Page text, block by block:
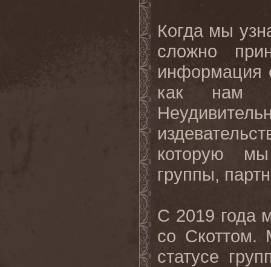
Когда мы
сложно
информация
как нам
которую
группы,
С 2019 года
со Скоттом.
статусе